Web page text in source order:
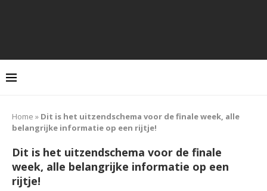
Home » Dit is het uitzendschema voor de finale week, alle
belangrijke informatie op een rijtje!
Dit is het uitzendschema voor de finale
week, alle belangrijke informatie op een
rijtje!